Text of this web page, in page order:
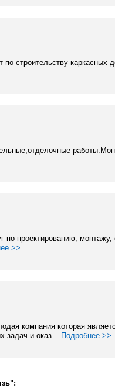
по строительству
проектированию,
>>
компания которая
задач и оказ... Подробнее >>